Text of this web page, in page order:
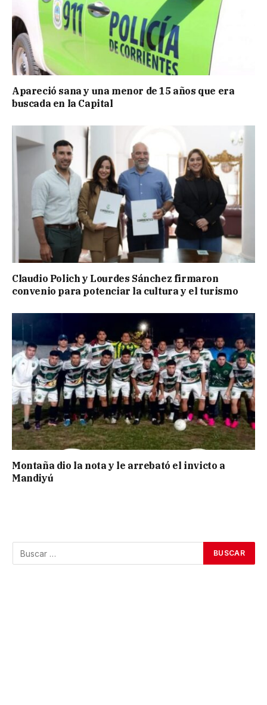
Apareció sana y una menor de 15 años que era
buscada en la Capital
Claudio Polich y Lourdes Sánchez firmaron
convenio para potenciar la cultura y el turismo
Montaña dio la nota y le arrebató el invicto a
Mandiyú